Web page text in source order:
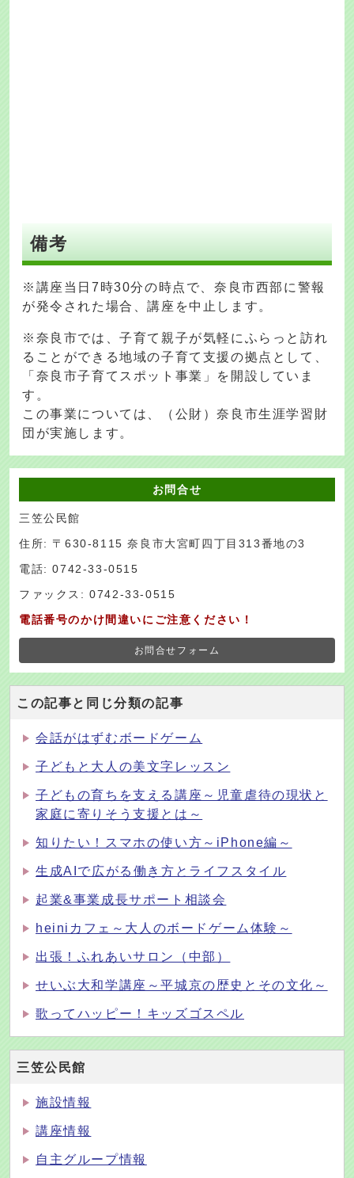
備考
※講座当日7時30分の時点で、奈良市西部に警報
が発令された場合、講座を中止します。
※奈良市では、子育て親子が気軽にふらっと訪れ
ることができる地域の子育て支援の拠点として、
「奈良市子育てスポット事業」を開設していま
す。
この事業については、（公財）奈良市生涯学習財
団が実施します。
お問合せ
三笠公民館
住所: 〒630-8115 奈良市大宮町四丁目313番地の3
電話: 0742-33-0515
ファックス: 0742-33-0515
電話番号のかけ間違いにご注意ください！
お問合せフォーム
この記事と同じ分類の記事
会話がはずむボードゲーム
子どもと大人の美文字レッスン
子どもの育ちを支える講座～児童虐待の現状と
家庭に寄りそう支援とは～
知りたい！スマホの使い方～iPhone編～
生成AIで広がる働き方とライフスタイル
起業&事業成長サポート相談会
heiniカフェ～大人のボードゲーム体験～
出張！ふれあいサロン（中部）
せいぶ大和学講座～平城京の歴史とその文化～
歌ってハッピー！キッズゴスペル
三笠公民館
施設情報
講座情報
自主グループ情報